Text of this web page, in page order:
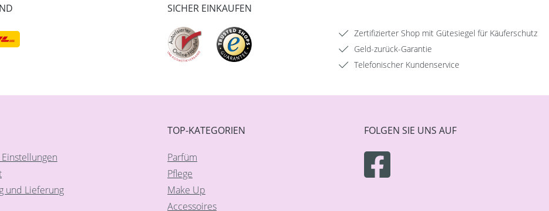
SICHER EINKAUFEN
Zertifizierter Shop mit Gütesiegel für Käuferschutz
Geld-zurück-Garantie
Telefonischer Kundenservice
und Lieferung
TOP-KATEGORIEN
Parfüm
Pflege
Make Up
Accessoires
FOLGEN SIE UNS AUF